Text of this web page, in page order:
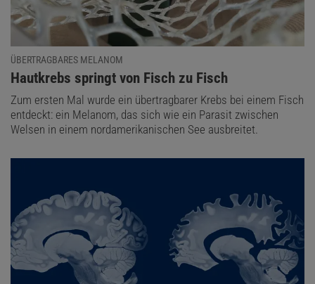
ÜBERTRAGBARES MELANOM
:
Hautkrebs springt von Fisch zu Fisch
Zum ersten Mal wurde ein übertragbarer Krebs bei einem Fisch
entdeckt: ein Melanom, das sich wie ein Parasit zwischen
Welsen in einem nordamerikanischen See ausbreitet.